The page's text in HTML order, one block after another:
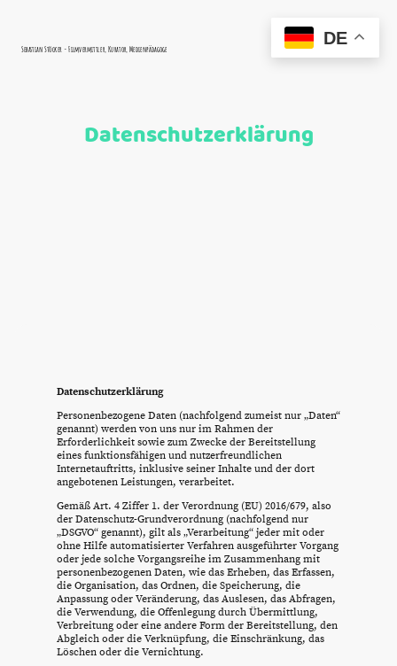
Sebastian Stöcker - Filmvermittler, Kurator, Medienpädagoge
Datenschutzerklärung
Datenschutzerklärung
Personenbezogene Daten (nachfolgend zumeist nur „Daten“
genannt) werden von uns nur im Rahmen der
Erforderlichkeit sowie zum Zwecke der Bereitstellung
eines funktionsfähigen und nutzerfreundlichen
Internetauftritts, inklusive seiner Inhalte und der dort
angebotenen Leistungen, verarbeitet.
Gemäß Art. 4 Ziffer 1. der Verordnung (EU) 2016/679, also
der Datenschutz-Grundverordnung (nachfolgend nur
„DSGVO“ genannt), gilt als „Verarbeitung“ jeder mit oder
ohne Hilfe automatisierter Verfahren ausgeführter Vorgang
oder jede solche Vorgangsreihe im Zusammenhang mit
personenbezogenen Daten, wie das Erheben, das Erfassen,
die Organisation, das Ordnen, die Speicherung, die
Anpassung oder Veränderung, das Auslesen, das Abfragen,
die Verwendung, die Offenlegung durch Übermittlung,
Verbreitung oder eine andere Form der Bereitstellung, den
Abgleich oder die Verknüpfung, die Einschränkung, das
Löschen oder die Vernichtung.
DE